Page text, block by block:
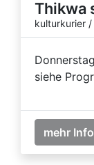
Thikwa
kulturkurier
siehe
mehr